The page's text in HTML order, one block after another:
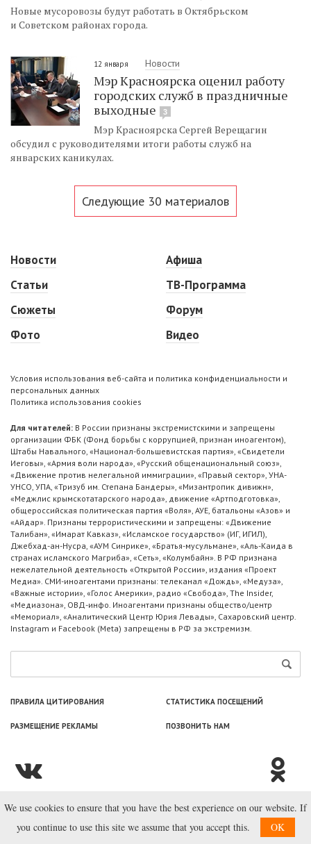
Новые мусоровозы будут работать в Октябрьском
и Советском районах города.
12 января Новости
Мэр Красноярска оценил работу
городских служб в праздничные
выходные
3
Мэр Красноярска Сергей Верещагин
обсудил с руководителями итоги работы служб на
январских каникулах.
Следующие 30 материалов
Новости
Статьи
Сюжеты
Фото
Афиша
ТВ-Программа
Форум
Видео
Условия использования веб-сайта и политика конфиденциальности и
персональных данных
Политика использования cookies
Для читателей: В России признаны экстремистскими и запрещены
организации ФБК (Фонд борьбы с коррупцией, признан иноагентом),
Штабы Навального, «Национал-большевистская партия», «Свидетели
Иеговы», «Армия воли народа», «Русский общенациональный союз»,
«Движение против нелегальной иммиграции», «Правый сектор», УНА-
УНСО, УПА, «Тризуб им. Степана Бандеры», «Мизантропик дивижн»,
«Меджлис крымскотатарского народа», движение «Артподготовка»,
общероссийская политическая партия «Воля», АУЕ, батальоны «Азов» и
«Айдар». Признаны террористическими и запрещены: «Движение
Талибан», «Имарат Кавказ», «Исламское государство» (ИГ, ИГИЛ),
Джебхад-ан-Нусра, «АУМ Синрике», «Братья-мусульмане», «Аль-Каида в
странах исламского Магриба», «Сеть», «Колумбайн». В РФ признана
нежелательной деятельность «Открытой России», издания «Проект
Медиа». СМИ-иноагентами признаны: телеканал «Дождь», «Медуза»,
«Важные истории», «Голос Америки», радио «Свобода», The Insider,
«Медиазона», ОВД-инфо. Иноагентами признаны общество/центр
«Мемориал», «Аналитический Центр Юрия Левады», Сахаровский центр.
Instagram и Facebook (Metа) запрещены в РФ за экстремизм.
ПРАВИЛА ЦИТИРОВАНИЯ СТАТИСТИКА ПОСЕЩЕНИЙ
РАЗМЕЩЕНИЕ РЕКЛАМЫ ПОЗВОНИТЬ НАМ
© ООО «Лаборатория Новоcтей», 2003—2026.
We use cookies to ensure that you have the best experience on our website. If
you continue to use this site we assume that you accept this.
OK